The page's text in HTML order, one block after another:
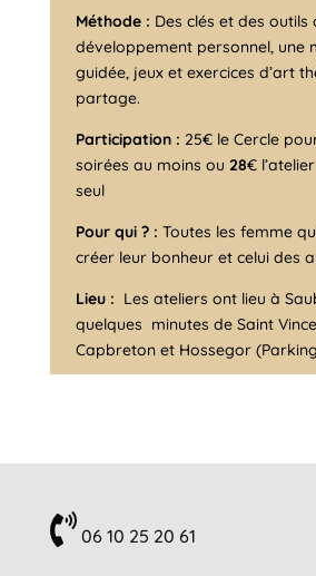
Méthode : Des clés et des outils
développement personnel, une
guidée, jeux et exercices d’art
partage.
Participation : 25€ le Cercle
soirées au moins ou 28€ l’atelier
seul
Pour qui ? : Toutes les femme
créer leur bonheur et celui des
Lieu : Les ateliers ont lieu à
quelques minutes de Saint
Capbreton et Hossegor
06 10 25 20 61